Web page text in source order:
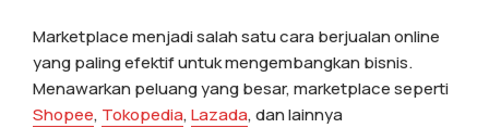
Marketplace menjadi salah satu cara berjualan online
yang paling efektif untuk mengembangkan bisnis.
Menawarkan peluang yang besar, marketplace seperti
Shopee, Tokopedia,Lazada, dan lainnya